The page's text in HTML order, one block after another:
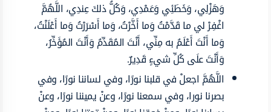
وَهَزْلِي، وَخَطَئِي وَعَمْدِي، وَكُلُّ ذلكَ عِندِي، اللَّهُمَّ
اغْفِرْ لي ما قَدَّمْتُ وَما أَخَّرْتُ، وَما أَسْرَرْتُ وَما أَعْلَنْتُ،
وَما أَنْتَ أَعْلَمُ به مِنِّي، أَنْتَ المُقَدِّمُ وَأَنْتَ المُؤَخِّرُ،
وَأَنْتَ علَى كُلِّ شيءٍ قَدِيرٌ.
اللَّهُمَّ اجعلْ في قلبنا نورًا، وفي لساننا نورًا، وفي
بصرنا نورا، وفي سمعنا نورًا، وعنْ يميننا نورًا، وعنْ